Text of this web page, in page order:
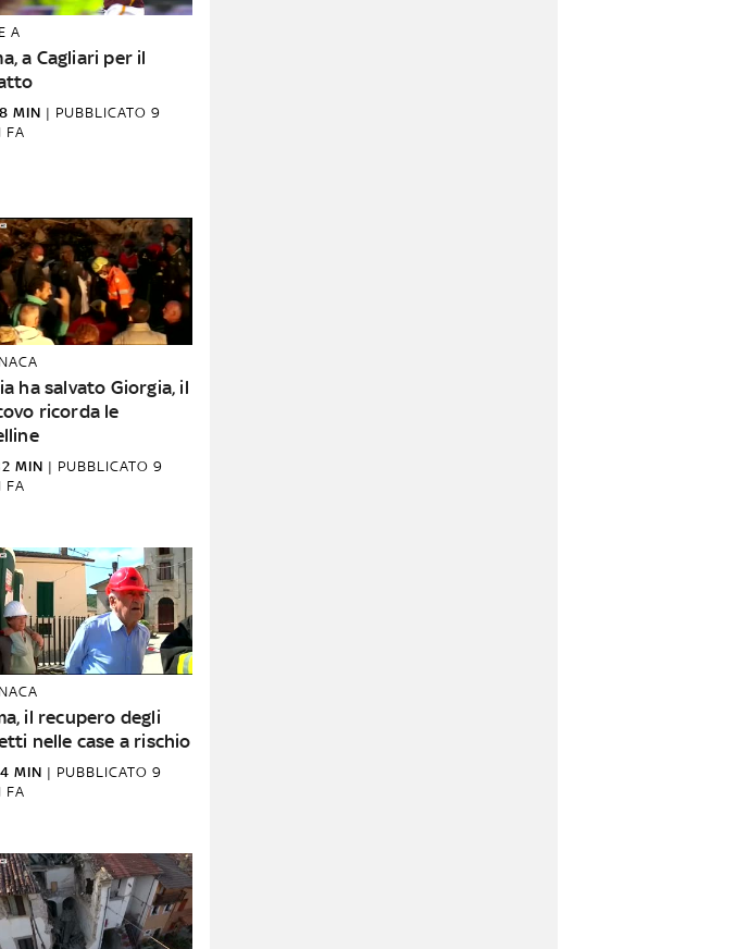
A
a Cagliari per il
MIN | PUBBLICATO 9
FA
ha salvato Giorgia, il
ricorda le
MIN | PUBBLICATO 9
FA
il recupero degli
nelle case a rischio
MIN | PUBBLICATO 9
FA